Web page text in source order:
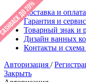
Доставка и оплата
Гарантия и сервис
Товарный знак и
Дизайн ванных
Контакты и схема
Авторизация /
Закрыть